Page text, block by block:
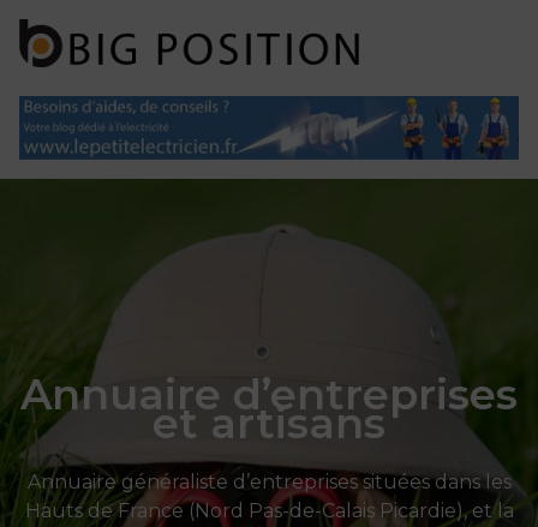
Annuaire d’entreprises
et artisans
Annuaire généraliste d’entreprises situées dans les
Hauts de France (Nord Pas-de-Calais Picardie), et la
Panneau de gestion des cookies